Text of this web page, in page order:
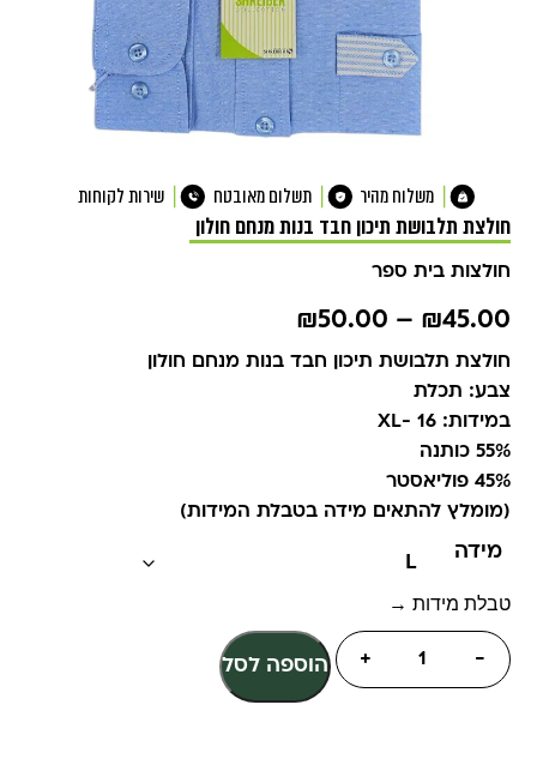
משלוח מהיר תשלום מאובטח שירות לקוחות
חולצת תלבושת תיכון חבד בנות מנחם חולון
חולצות בית ספר
₪45.00
–
₪50.00
חולצת תלבושת תיכון חבד בנות מנחם חולון
צבע: תכלת
במידות: 16 -XL
55% כותנה
45% פוליאסטר
(מומלץ להתאים מידה בטבלת המידות)
מידה
טבלת מידות →
-
+ הוספה לסל